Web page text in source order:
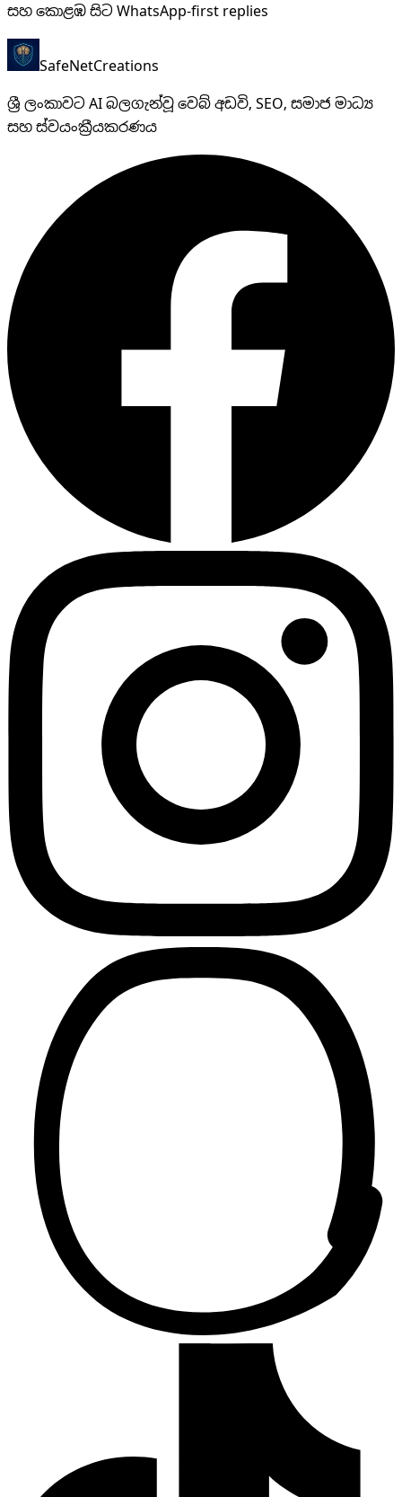
සහ කොළඹ සිට WhatsApp-first replies
SafeNetCreations
ශ්‍රී ලංකාවට AI බලගැන්වූ වෙබ් අඩවි, SEO, සමාජ මාධ්‍ය
සහ ස්වයංක්‍රීයකරණය